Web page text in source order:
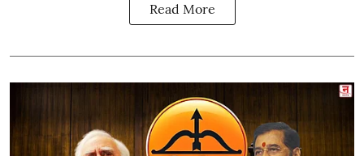
Read More